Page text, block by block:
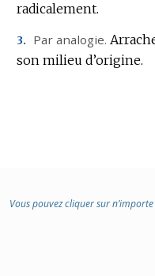
radicalement.
3. Par analogie.
son milieu d’origine.
Vous pouvez cliquer sur